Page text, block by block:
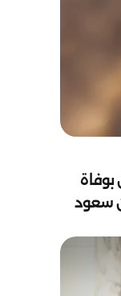
بوفاة
سعود